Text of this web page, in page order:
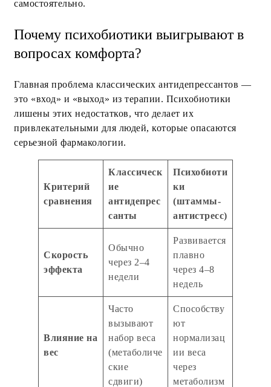
самостоятельно.
Почему психобиотики выигрывают в
вопросах комфорта?
Главная проблема классических антидепрессантов —
это «вход» и «выход» из терапии. Психобиотики
лишены этих недостатков, что делает их
привлекательными для людей, которые опасаются
серьезной фармакологии.
Критерий
сравнения
Классическ
ие
антидепрес
санты
Психобиоти
ки
(штаммы-
антистресс)
Скорость
эффекта
Обычно
через 2–4
недели
Развивается
плавно
через 4–8
недель
Влияние на
вес
Часто
вызывают
набор веса
(метаболиче
ские
сдвиги)
Способству
ют
нормализац
ии веса
через
метаболизм